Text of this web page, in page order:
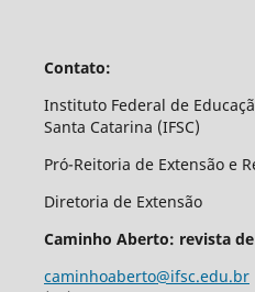
Contato:
Instituto Federal de
Santa Catarina (IFSC)
Pró-Reitoria de Extensão e
Diretoria de Extensão
Caminho Aberto: revista
caminhoaberto@ifsc.edu.br